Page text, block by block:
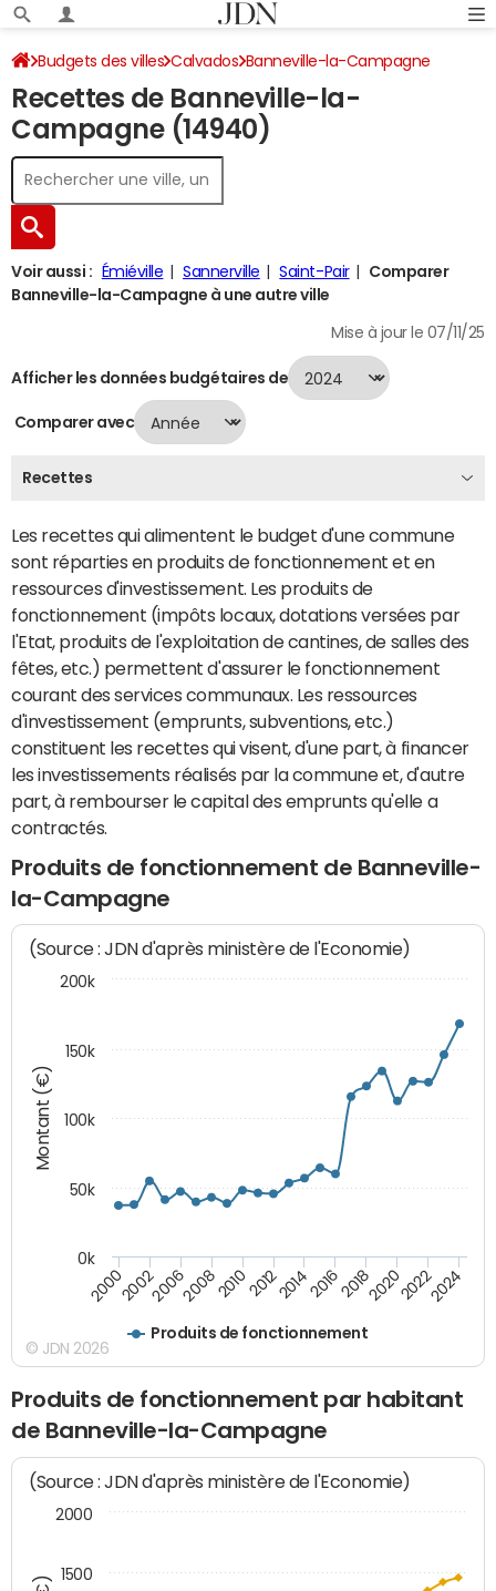
Budgets des villes Calvados Banneville-la-Campagne
Recettes 2024
Recettes de Banneville-la-
Campagne (14940)
Voir aussi : Émiéville Sannerville Saint-Pair
Comparer
Banneville-la-Campagne à une autre ville
Mise à jour le 07/11/25
Afficher les données budgétaires de
Comparer avec
Recettes
Les recettes qui alimentent le budget d'une commune
sont réparties en produits de fonctionnement et en
ressources d'investissement. Les produits de
fonctionnement (impôts locaux, dotations versées par
l'Etat, produits de l'exploitation de cantines, de salles des
fêtes, etc.) permettent d'assurer le fonctionnement
courant des services communaux. Les ressources
d'investissement (emprunts, subventions, etc.)
constituent les recettes qui visent, d'une part, à financer
les investissements réalisés par la commune et, d'autre
part, à rembourser le capital des emprunts qu'elle a
contractés.
Produits de fonctionnement de Banneville-
la-Campagne
Montant (€)
(Source : JDN d'après ministère de l'Economie)
Produits de fonctionnement
200020022006200820102012201420162018202020222024
0k
50k
100k
150k
200k
© JDN 2026
Produits de fonctionnement par habitant
de Banneville-la-Campagne
(Source : JDN d'après ministère de l'Economie)
1500
2000